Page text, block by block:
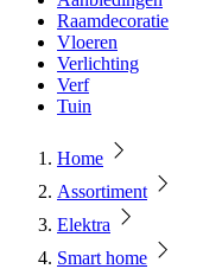
Raamdecoratie
Vloeren
Verlichting
Verf
Tuin
Home
Assortiment
Elektra
Smart home